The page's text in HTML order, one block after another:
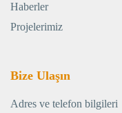
Haberler
Projelerimiz
Bize Ulaşın
Adres ve telefon bilgileri